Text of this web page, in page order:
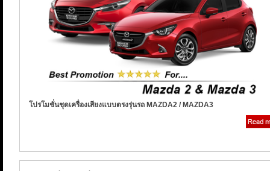
โปรโมชั่นชุดเครื่องเสียงแบบตรงรุ่นรถ MAZDA2 / MAZDA3